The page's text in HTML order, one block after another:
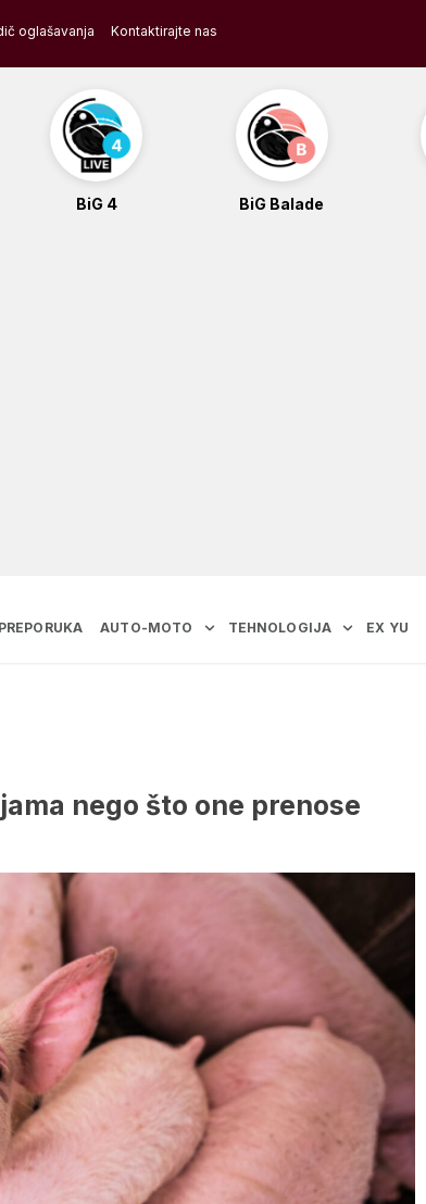
oglašavanja Kontaktirajte nas
BiG 4 BiG Balade
AUTO-MOTO TEHNOLOGIJA EX YU
nego što one prenose